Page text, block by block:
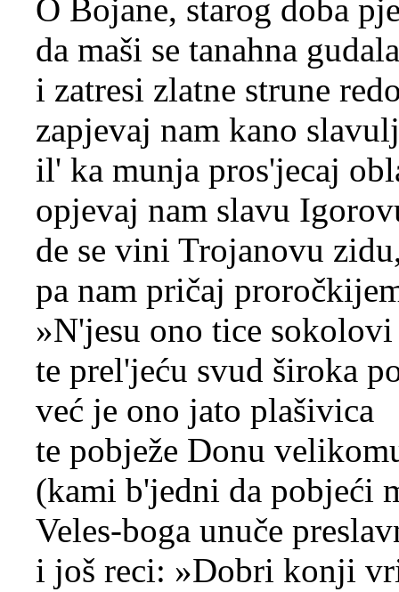
O Bojane, starog doba
da maši se tanahna gudala
i zatresi zlatne strune
zapjevaj nam kano
il' ka munja pros'jecaj
opjevaj nam slavu
de se vini Trojanovu
pa nam pričaj
»N'jesu ono tice sokolovi
te prel'jeću svud široka
već je ono jato plašivica
te pobježe Donu
(kami b'jedni da pobjeći
Veles-boga unuče
i još reci: »Dobri konji